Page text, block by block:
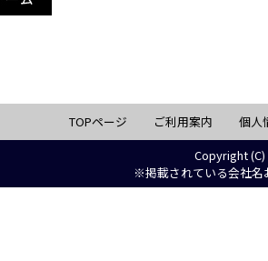
TOPページ ご利用案内
個人
Copyright
※掲載されている会社名